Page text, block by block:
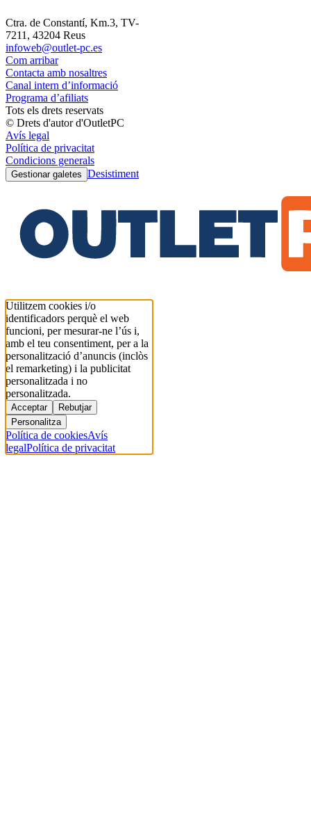
Ctra. de Constantí, Km.3, TV-
7211, 43204 Reus
infoweb@outlet-pc.es
Com arribar
Contacta amb nosaltres
Canal intern d’informació
Programa d’afiliats
Tots els drets reservats
© Drets d'autor d'OutletPC
Avís legal
Política de privacitat
Condicions generals
Gestionar galetes Desistiment
Utilitzem cookies i/o
identificadors perquè el web
funcioni, per mesurar-ne l’ús i,
amb el teu consentiment, per a la
personalització d’anuncis (inclòs
el remarketing) i la publicitat
personalitzada i no
personalitzada.
Acceptar
Rebutjar
Personalitza
Política de cookiesAvís
legalPolítica de privacitat